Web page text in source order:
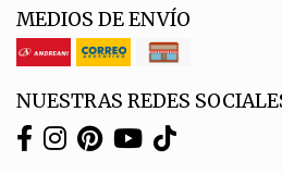
MEDIOS DE ENVÍO
NUESTRAS REDES